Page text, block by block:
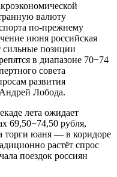
валюту
по-прежнему
июня российская
сильные позиции
в диапазоне 70−74
совета
развития
Лобода.
лета ожидает
69,50−74,50 рубля,
торги юаня — в коридоре
растёт спрос
поездок россиян